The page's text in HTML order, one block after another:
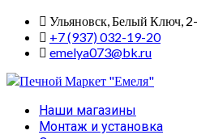
Skip
content
Ульяновск, Белый Ключ,
+7 (937) 032-19-20
emelya073@bk.ru
Primary
Menu
Наши магазины
Монтаж и установка